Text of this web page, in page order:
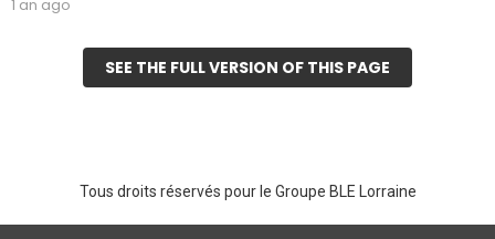
1 an ago
SEE THE FULL VERSION OF THIS PAGE
Tous droits réservés pour le Groupe BLE Lorraine